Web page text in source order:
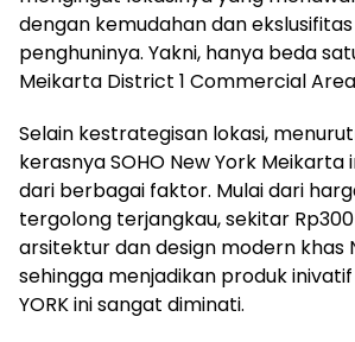
dengan kemudahan dan
penghuninya. Yakni, hanya beda
Meikarta District 1 Commercial
Selain kestrategisan lokasi,
kerasnya SOHO New York Meikarta
dari berbagai faktor. Mulai dari
tergolong terjangkau, sekitar
arsitektur dan design modern khas
sehingga menjadikan produk inivatif
YORK ini sangat diminati.